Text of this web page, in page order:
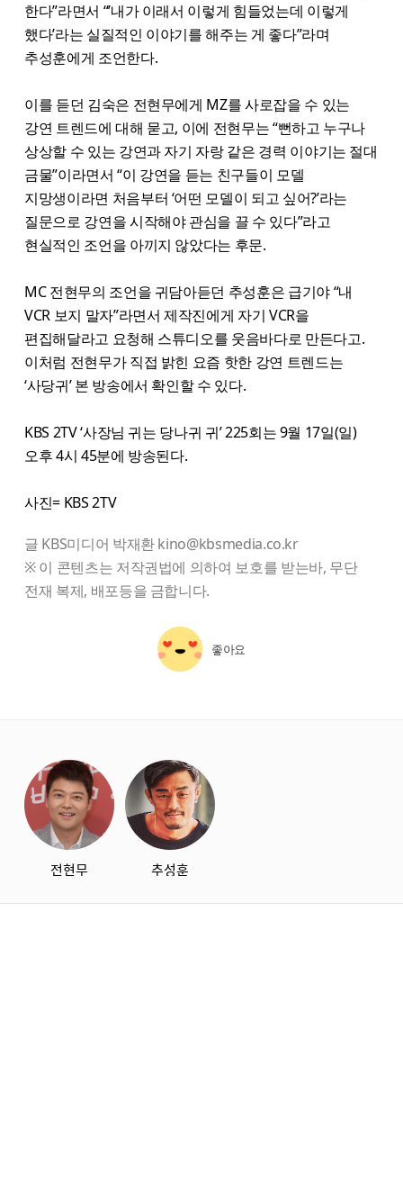
한다”라면서 “’내가 이래서 이렇게 힘들었는데 이렇게
했다’라는 실질적인 이야기를 해주는 게 좋다”라며
추성훈에게 조언한다.
이를 듣던 김숙은 전현무에게 MZ를 사로잡을 수 있는
강연 트렌드에 대해 묻고, 이에 전현무는 “뻔하고 누구나
상상할 수 있는 강연과 자기 자랑 같은 경력 이야기는 절대
금물”이라면서 “이 강연을 듣는 친구들이 모델
지망생이라면 처음부터 ‘어떤 모델이 되고 싶어?’라는
질문으로 강연을 시작해야 관심을 끌 수 있다”라고
현실적인 조언을 아끼지 않았다는 후문.
MC 전현무의 조언을 귀담아듣던 추성훈은 급기야 “내
VCR 보지 말자”라면서 제작진에게 자기 VCR을
편집해달라고 요청해 스튜디오를 웃음바다로 만든다고.
이처럼 전현무가 직접 밝힌 요즘 핫한 강연 트렌드는
‘사당귀’ 본 방송에서 확인할 수 있다.
KBS 2TV ‘사장님 귀는 당나귀 귀’ 225회는 9월 17일(일)
오후 4시 45분에 방송된다.
사진= KBS 2TV
글 KBS미디어 박재환 kino@kbsmedia.co.kr
※ 이 콘텐츠는 저작권법에 의하여 보호를 받는바, 무단
전재 복제, 배포등을 금합니다.
좋아요
전현무 추성훈